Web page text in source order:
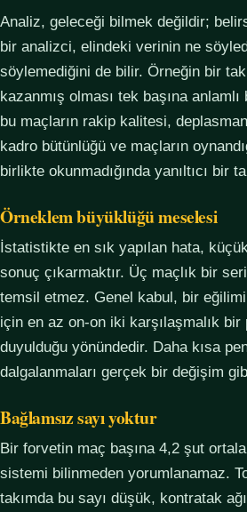
Analiz, geleceği bilmek değildir;
bir analizci, elindeki verinin ne
söylemediğini de bilir. Örneğin bir
kazanmış olması tek başına
bu maçların rakip kalitesi,
kadro bütünlüğü ve maçların
birlikte okunmadığında yanıltıcı bir
Örneklem büyüklüğü meselesi
İstatistikte en sık yapılan hata,
sonuç çıkarmaktır. Üç maçlık bir
temsil etmez. Genel kabul, bir
için en az on-on iki karşılaşmalık
duyulduğu yönündedir. Daha kısa
dalgalanmaları gerçek bir değişim
Bağlamsız sayı yoktur
Bir forvetin maç başına 4,2 şut
sistemi bilinmeden yorumlanamaz.
takımda bu sayı düşük, kontratak